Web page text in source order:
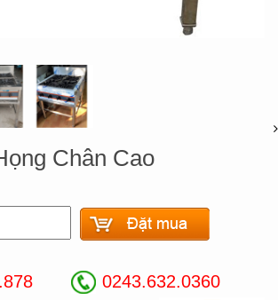
Chân Cao
0243.632.0360